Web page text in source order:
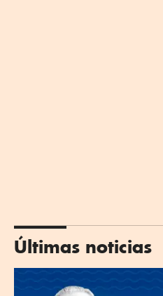
Últimas noticias